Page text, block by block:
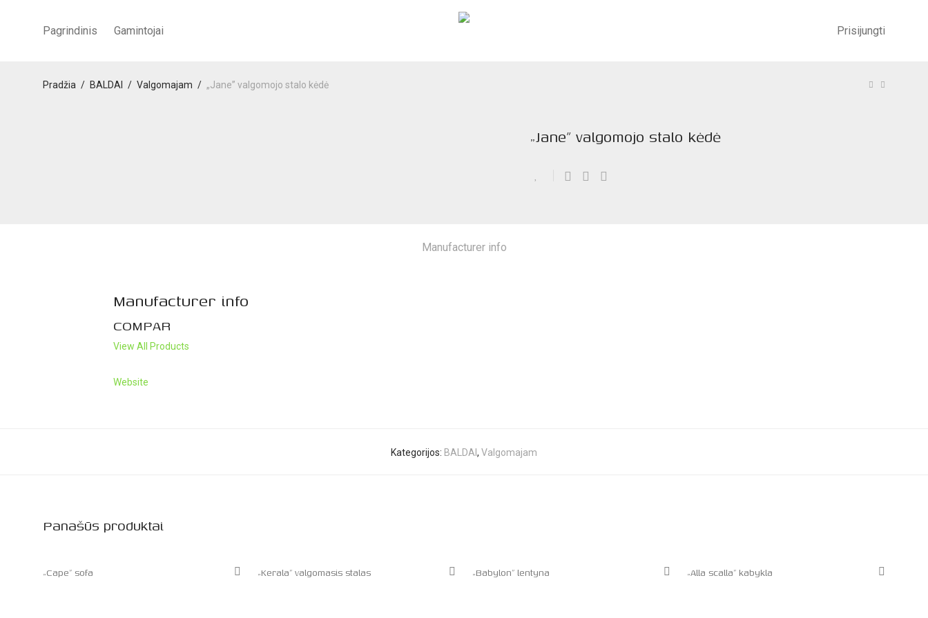
Pagrindinis Gamintojai Prisijungti
Pradžia / BALDAI / Valgomajam / „Jane” valgomojo stalo kėdė
„Jane” valgomojo stalo kėdė
Manufacturer info
Manufacturer info
COMPAR
View All Products
Website
Kategorijos: BALDAI , Valgomajam
Panašūs produktai
„Cape” sofa „Kerala” valgomasis stalas „Babylon” lentyna „Alla scalla” kabykla